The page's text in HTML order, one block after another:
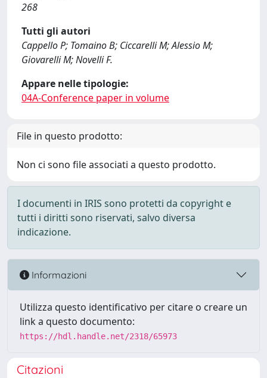
268
Tutti gli autori
Cappello P; Tomaino B; Ciccarelli M; Alessio M;
Giovarelli M; Novelli F.
Appare nelle tipologie:
04A-Conference paper in volume
File in questo prodotto:
Non ci sono file associati a questo prodotto.
I documenti in IRIS sono protetti da copyright e
tutti i diritti sono riservati, salvo diversa
indicazione.
Informazioni
Utilizza questo identificativo per citare o creare un
link a questo documento:
https://hdl.handle.net/2318/65973
Citazioni